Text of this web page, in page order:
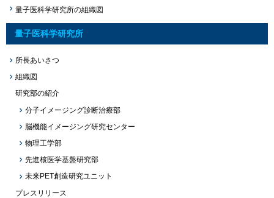
量子医科学研究所の組織図
量子医科学研究所
所長あいさつ
組織図
研究部の紹介
分子イメージング診断治療部
脳機能イメージング研究センター
物理工学部
先進核医学基盤研究部
未来PET創造研究ユニット
プレスリリース